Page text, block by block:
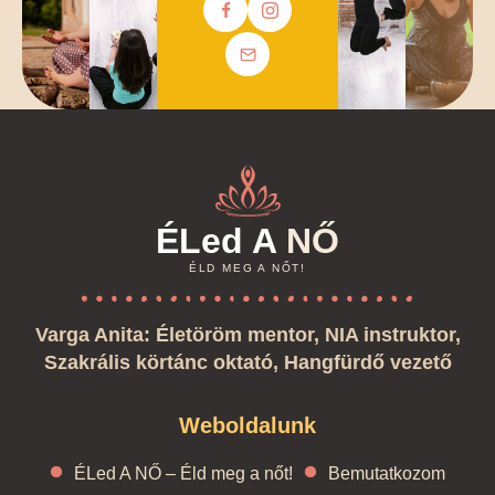
ÉLed A NŐ
ÉLD MEG A NŐT!
Varga Anita: Életöröm mentor, NIA instruktor,
Szakrális körtánc oktató, Hangfürdő vezető
Weboldalunk
ÉLed A NŐ – Éld meg a nőt!
Bemutatkozom